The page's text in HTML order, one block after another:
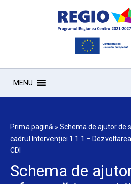
MENU
Prima pagină » Schema de ajutor de
cadrul Intervenției 1.1.1 –
CDI
Schema de